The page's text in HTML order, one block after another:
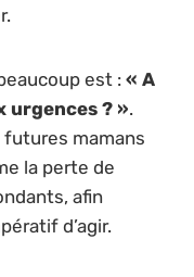
est : « A
urgences ? ».
mamans
la perte de
afin
d’agir.